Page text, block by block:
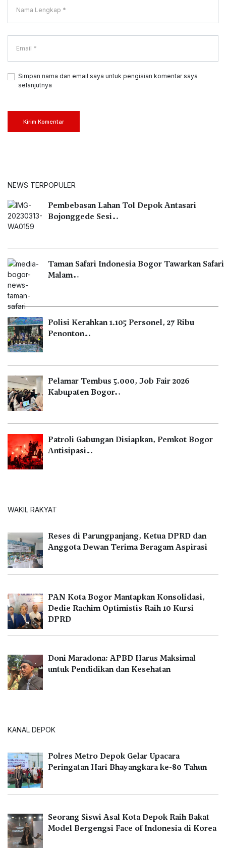
Simpan nama dan email saya untuk pengisian komentar saya
selanjutnya
Kirim Komentar
NEWS TERPOPULER
Pembebasan Lahan Tol Depok Antasari
Bojonggede Sesi…
Taman Safari Indonesia Bogor Tawarkan Safari
Malam…
Polisi Kerahkan 1.105 Personel, 27 Ribu
Penonton…
Pelamar Tembus 5.000, Job Fair 2026
Kabupaten Bogor…
Patroli Gabungan Disiapkan, Pemkot Bogor
Antisipasi…
WAKIL RAKYAT
Reses di Parungpanjang, Ketua DPRD dan
Anggota Dewan Terima Beragam Aspirasi
PAN Kota Bogor Mantapkan Konsolidasi,
Dedie Rachim Optimistis Raih 10 Kursi
DPRD
Doni Maradona: APBD Harus Maksimal
untuk Pendidikan dan Kesehatan
KANAL DEPOK
Polres Metro Depok Gelar Upacara
Peringatan Hari Bhayangkara ke-80 Tahun
Seorang Siswi Asal Kota Depok Raih Bakat
Model Bergengsi Face of Indonesia di Korea